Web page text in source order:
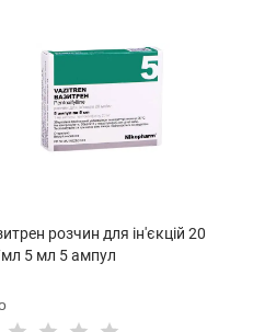
розчин для ін'єкцій 20
5 мл 5 ампул